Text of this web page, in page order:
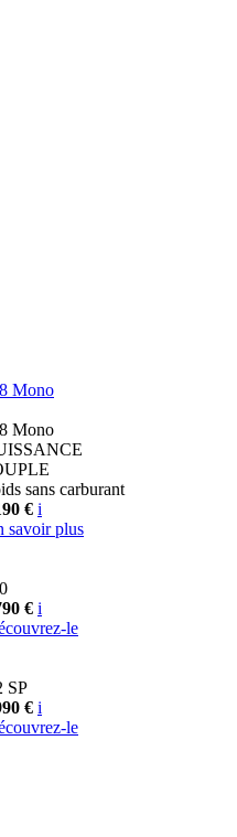
Mono
Mono
sans carburant
€ i
savoir plus
€ i
le
SP
€ i
le